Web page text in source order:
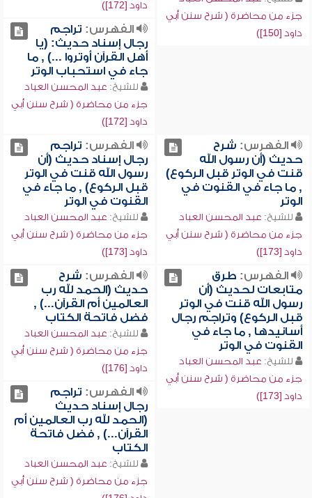
جزء من محاضرة ( شرح سنن أبي
داود [150])
داود [172])
الفهرس: تراجم
رجال إسناد حديث: (يا
أهل القرآن أوتروا ...) , ما
جاء في استحباب الوتر
للشيخ: عبد المحسن العباد
جزء من محاضرة ( شرح سنن أبي
داود [172])
الفهرس: شرح
حديث (أن رسول الله
قنت في الوتر قبل الركوع)
, ما جاء في القنوت في
الوتر
للشيخ: عبد المحسن العباد
جزء من محاضرة ( شرح سنن أبي
داود [173])
الفهرس: تراجم
رجال إسناد حديث (أن
رسول الله قنت في الوتر
قبل الركوع) , ما جاء في
القنوت في الوتر
للشيخ: عبد المحسن العباد
جزء من محاضرة ( شرح سنن أبي
داود [173])
الفهرس: طرق
متابعات لحديث (أن
رسول الله قنت في الوتر
قبل الركوع) وتراجم رجال
أسانيدها , ما جاء في
القنوت في الوتر
للشيخ: عبد المحسن العباد
جزء من محاضرة ( شرح سنن أبي
داود [173])
الفهرس: شرح
حديث (الحمد لله رب
العالمين أم القرآن...) ,
فضل فاتحة الكتاب
للشيخ: عبد المحسن العباد
جزء من محاضرة ( شرح سنن أبي
داود [176])
الفهرس: تراجم
رجال إسناد حديث
(الحمد لله رب العالمين أم
القرآن...) , فضل فاتحة
الكتاب
للشيخ: عبد المحسن العباد
جزء من محاضرة ( شرح سنن أبي